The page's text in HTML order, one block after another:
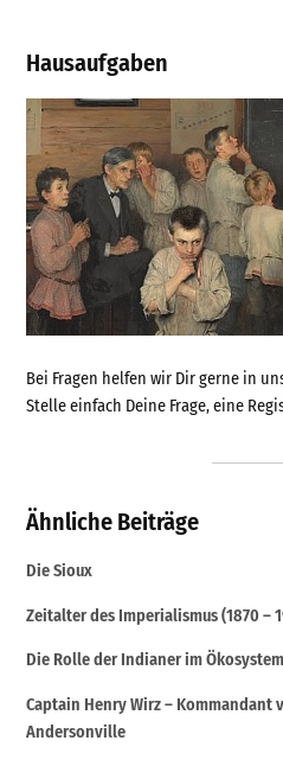
Hausaufgaben
Bei Fragen helfen wir Dir gerne in
Stelle einfach Deine Frage, eine
Ähnliche Beiträge
Die Sioux
Zeitalter des Imperialismus (1870 –
Die Rolle der Indianer im
Captain Henry Wirz – Kommandant
Andersonville